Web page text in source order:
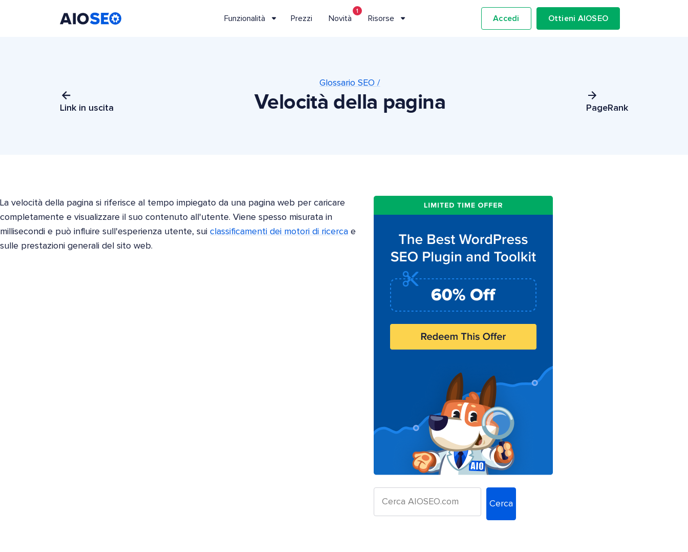
Funzionalità Prezzi Novità
1
Risorse Accedi Ottieni AIOSEO
Link in uscita
Glossario SEO /
Velocità della pagina PageRank
La velocità della pagina si riferisce al tempo impiegato da una pagina web per caricare
completamente e visualizzare il suo contenuto all'utente. Viene spesso misurata in
millisecondi e può influire sull'esperienza utente, sui classificamenti dei motori di ricerca e
sulle prestazioni generali del sito web.
Cerca